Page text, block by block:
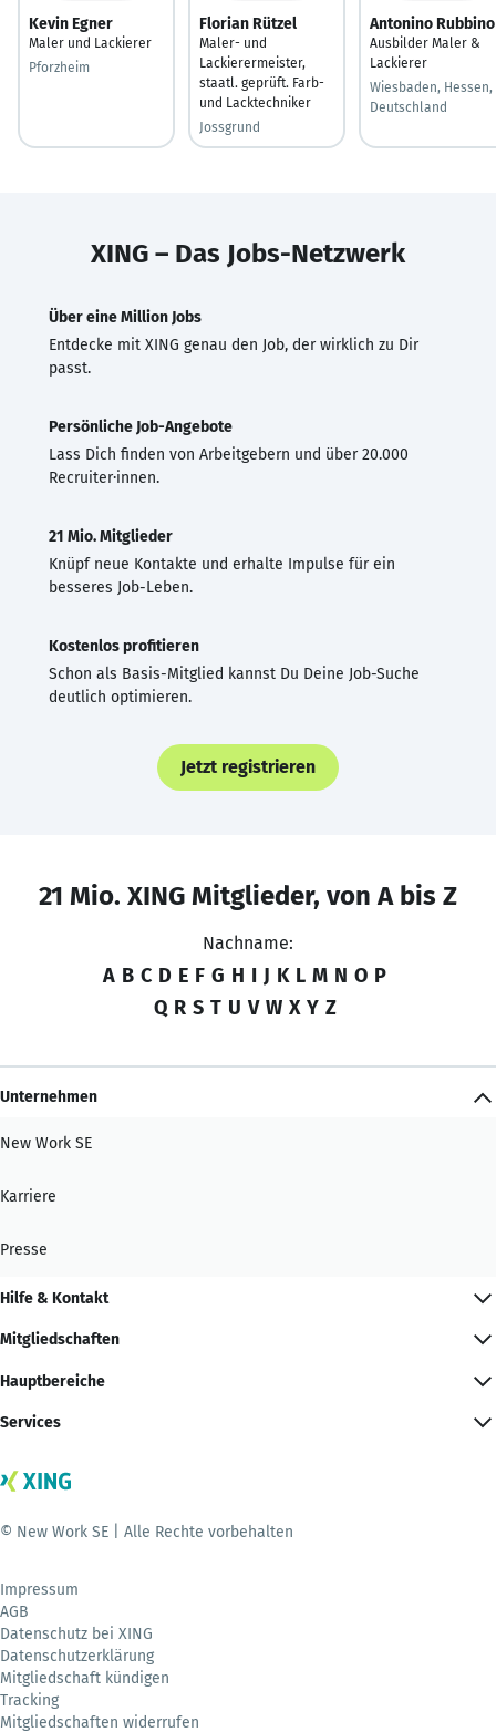
Kevin Egner
Maler und Lackierer
Pforzheim
Florian Rützel
Maler- und
Lackierermeister,
staatl. geprüft. Farb-
und Lacktechniker
Jossgrund
Antonino Rubbino
Ausbilder Maler &
Lackierer
Wiesbaden, Hessen,
Deutschland
XING – Das Jobs-Netzwerk
Über eine Million Jobs
Entdecke mit XING genau den Job, der wirklich zu Dir
passt.
Persönliche Job-Angebote
Lass Dich finden von Arbeitgebern und über 20.000
Recruiter·innen.
21 Mio. Mitglieder
Knüpf neue Kontakte und erhalte Impulse für ein
besseres Job-Leben.
Kostenlos profitieren
Schon als Basis-Mitglied kannst Du Deine Job-Suche
deutlich optimieren.
Jetzt registrieren
21 Mio. XING Mitglieder, von A bis Z
Nachname:
A B C D E F G H I J K L M N O P
Q R S T U V W X Y Z
Unternehmen
New Work SE
Karriere
Presse
Hilfe & Kontakt
Mitgliedschaften
Hauptbereiche
Services
© New Work SE | Alle Rechte vorbehalten
Impressum
AGB
Datenschutz bei XING
Datenschutzerklärung
Mitgliedschaft kündigen
Tracking
Mitgliedschaften widerrufen